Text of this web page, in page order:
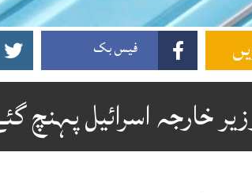
فیس بک
خارجہ اسرائیل پہنچ